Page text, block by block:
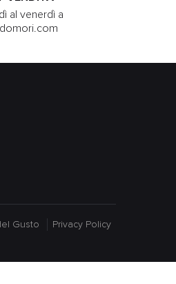
al venerdì a
Gusto Privacy Policy